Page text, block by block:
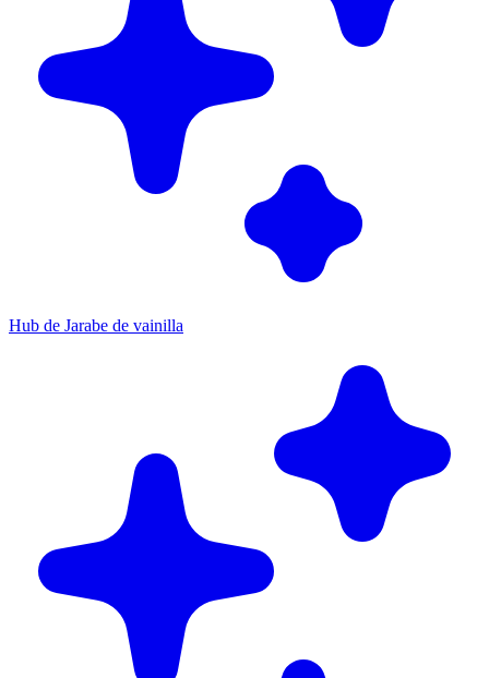
Hub de Jarabe de vainilla